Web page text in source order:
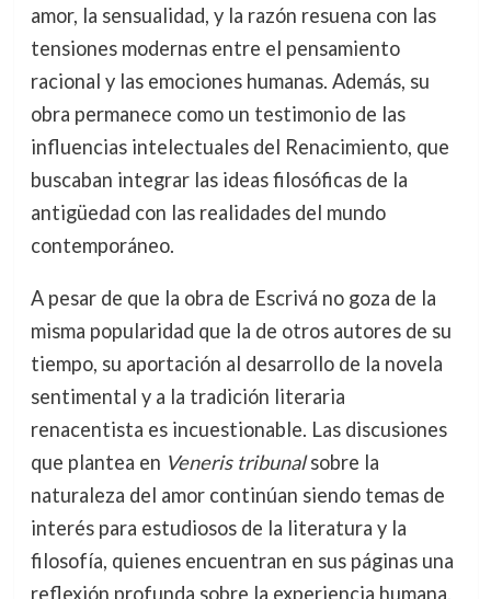
amor, la sensualidad, y la razón resuena con las
tensiones modernas entre el pensamiento
racional y las emociones humanas. Además, su
obra permanece como un testimonio de las
influencias intelectuales del Renacimiento, que
buscaban integrar las ideas filosóficas de la
antigüedad con las realidades del mundo
contemporáneo.
A pesar de que la obra de Escrivá no goza de la
misma popularidad que la de otros autores de su
tiempo, su aportación al desarrollo de la novela
sentimental y a la tradición literaria
renacentista es incuestionable. Las discusiones
que plantea en Veneris tribunalsobre la
naturaleza del amor continúan siendo temas de
interés para estudiosos de la literatura y la
filosofía, quienes encuentran en sus páginas una
reflexión profunda sobre la experiencia humana.